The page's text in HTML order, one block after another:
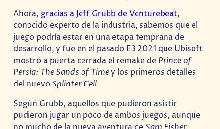
Ahora, gracias a Jeff Grubb de Venturebeat,
conocido experto de la industria, sabemos que el
juego podría estar en una etapa temprana de
desarrollo, y fue en el pasado E3 2021 que Ubisoft
mostró a puerta cerrada el remake de Prince of
Persia: The Sands of Timey los primeros detalles
del nuevo Splinter Cell.
Según Grubb, aquellos que pudieron asistir
pudieron jugar un poco de ambos juegos, aunque